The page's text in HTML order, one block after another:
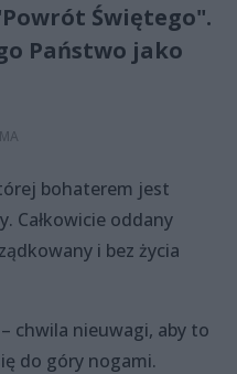
Świętego".
Państwo jako
bohaterem jest
Całkowicie oddany
i bez życia
chwila nieuwagi, aby to
do góry nogami.